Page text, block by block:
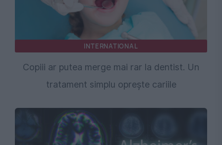
INTERNATIONAL
Copiii ar putea merge mai rar la dentist. Un
tratament simplu oprește cariile